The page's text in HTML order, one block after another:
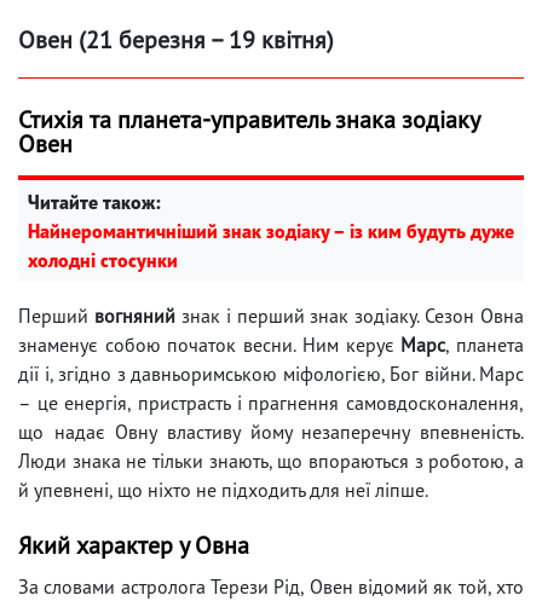
Овен (21 березня – 19 квітня)
Стихія та планета-управитель знака зодіаку
Овен
Читайте також:
Найнеромантичніший знак зодіаку – із ким будуть дуже
холодні стосунки
Перший вогняний знак і перший знак зодіаку. Сезон Овна
знаменує собою початок весни. Ним керує Марс, планета
дії і, згідно з давньоримською міфологією, Бог війни. Марс
– це енергія, пристрасть і прагнення самовдосконалення,
що надає Овну властиву йому незаперечну впевненість.
Люди знака не тільки знають, що впораються з роботою, а
й упевнені, що ніхто не підходить для неї ліпше.
Який характер у Овна
За словами астролога Терези Рід, Овен відомий як той, хто